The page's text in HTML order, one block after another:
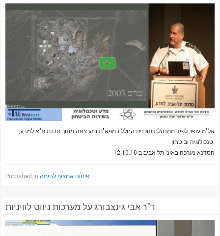
אל"מ עופר לפיד ממנהלת תוכנית החלל במפא"ת בהרצאה מתוך סדנת ת"א למדע,
טנכולוגיה וביטחון.
הסדנא נערכה באונ' תל אביב ב-12.10.10
Published in פיתוח אמצעי לחימה
ד"ר אבי גינצבורג על מערכות ניווט לוויניות